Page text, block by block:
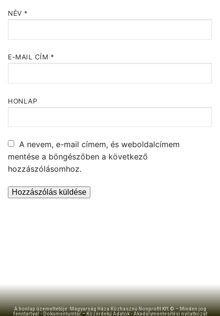
NÉV *
E-MAIL CÍM *
HONLAP
A nevem, e-mail címem, és weboldalcímem
mentése a böngészőben a következő
hozzászólásomhoz.
A honlap üzemeltetője: Magyarság Háza Közhasznú Nonprofit Kft.© – Minden jog
fenntartva! - Dokumentumtár – Közérdekű Adatok-Akadálymentesítési nyilatkozat